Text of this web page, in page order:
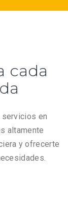
cada
servicios en
altamente
y ofrecerte